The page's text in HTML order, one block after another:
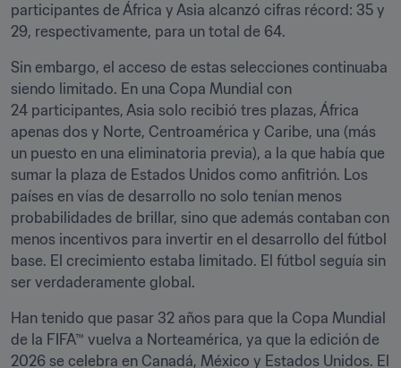
participantes de África y Asia alcanzó cifras récord: 35 y
29, respectivamente, para un total de 64.
Sin embargo, el acceso de estas selecciones continuaba
siendo limitado. En una Copa Mundial con
24 participantes, Asia solo recibió tres plazas, África
apenas dos y Norte, Centroamérica y Caribe, una (más
un puesto en una eliminatoria previa), a la que había que
sumar la plaza de Estados Unidos como anfitrión. Los
países en vías de desarrollo no solo tenían menos
probabilidades de brillar, sino que además contaban con
menos incentivos para invertir en el desarrollo del fútbol
base. El crecimiento estaba limitado. El fútbol seguía sin
ser verdaderamente global.
Han tenido que pasar 32 años para que la Copa Mundial
de la FIFA™ vuelva a Norteamérica, ya que la edición de
2026 se celebra en Canadá, México y Estados Unidos. El